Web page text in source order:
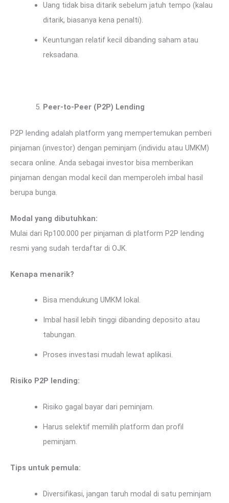
Uang tidak bisa ditarik sebelum jatuh tempo (kalau
ditarik, biasanya kena penalti).
Keuntungan relatif kecil dibanding saham atau
reksadana.
Peer-to-Peer (P2P) Lending
P2P lending adalah platform yang mempertemukan pemberi
pinjaman (investor) dengan peminjam (individu atau UMKM)
secara online. Anda sebagai investor bisa memberikan
pinjaman dengan modal kecil dan memperoleh imbal hasil
berupa bunga.
Modal yang dibutuhkan:
Mulai dari Rp100.000 per pinjaman di platform P2P lending
resmi yang sudah terdaftar di OJK.
Kenapa menarik?
Bisa mendukung UMKM lokal.
Imbal hasil lebih tinggi dibanding deposito atau
tabungan.
Proses investasi mudah lewat aplikasi.
Risiko P2P lending:
Risiko gagal bayar dari peminjam.
Harus selektif memilih platform dan profil
peminjam.
Tips untuk pemula:
Diversifikasi, jangan taruh modal di satu peminjam